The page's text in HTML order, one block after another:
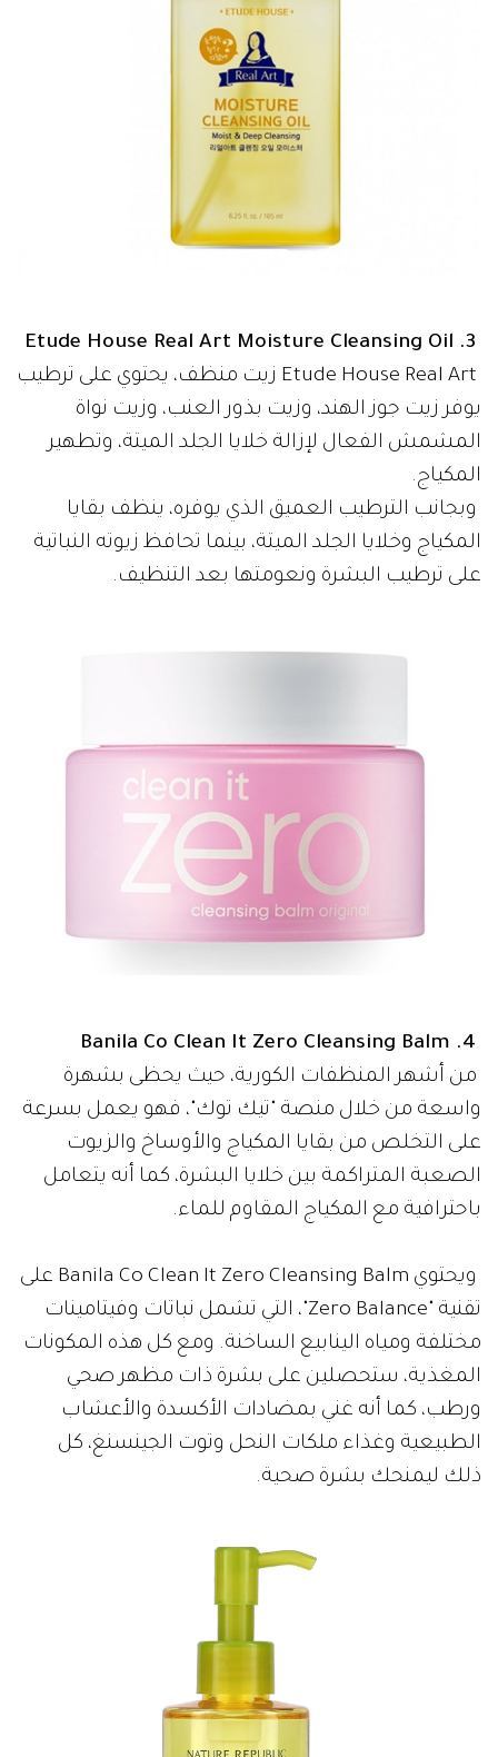
Etude House Real Art زيت منظف، يحتوي على ترطيب
يوفر زيت جوز الهند، وزيت بذور العنب، وزيت نواة
المشمش الفعال لإزالة خلايا الجلد الميتة، وتطهير
المكياج.
وبجانب الترطيب العميق الذي يوفره، ينظف بقايا
المكياج وخلايا الجلد الميتة، بينما تحافظ زيوته النباتية
على ترطيب البشرة ونعومتها بعد التنظيف.
من أشهر المنظفات الكورية، حيث يحظى بشهرة
واسعة من خلال منصة "تيك توك"، فهو يعمل بسرعة
على التخلص من بقايا المكياج والأوساخ والزيوت
الصعبة المتراكمة بين خلايا البشرة، كما أنه يتعامل
باحترافية مع المكياج المقاوم للماء.
ويحتوي Banila Co Clean It Zero Cleansing Balm على
تقنية "Zero Balance"، التي تشمل نباتات وفيتامينات
مختلفة ومياه الينابيع الساخنة. ومع كل هذه المكونات
المغذية، ستحصلين على بشرة ذات مظهر صحي
ورطب، كما أنه غني بمضادات الأكسدة والأعشاب
الطبيعية وغذاء ملكات النحل وتوت الجينسنغ، كل
ذلك ليمنحك بشرة صحية.